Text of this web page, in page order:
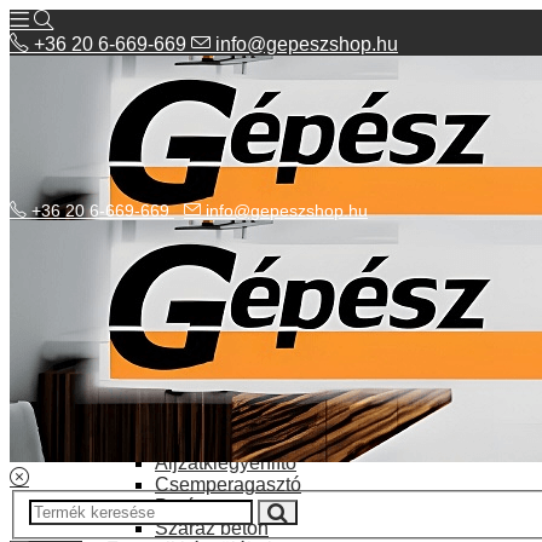
+36 20 6-669-669 info@gepeszshop.hu
Kategóriák menü
Bolhapiac
Burkolatok
Elektromos fűtés
Építkezés, fejújítás
Alapozó festék
Aljzatkiegyenlítő
Csemperagasztó
Poráru
Száraz beton
+36 20 6-669-669 info@gepeszshop.hu